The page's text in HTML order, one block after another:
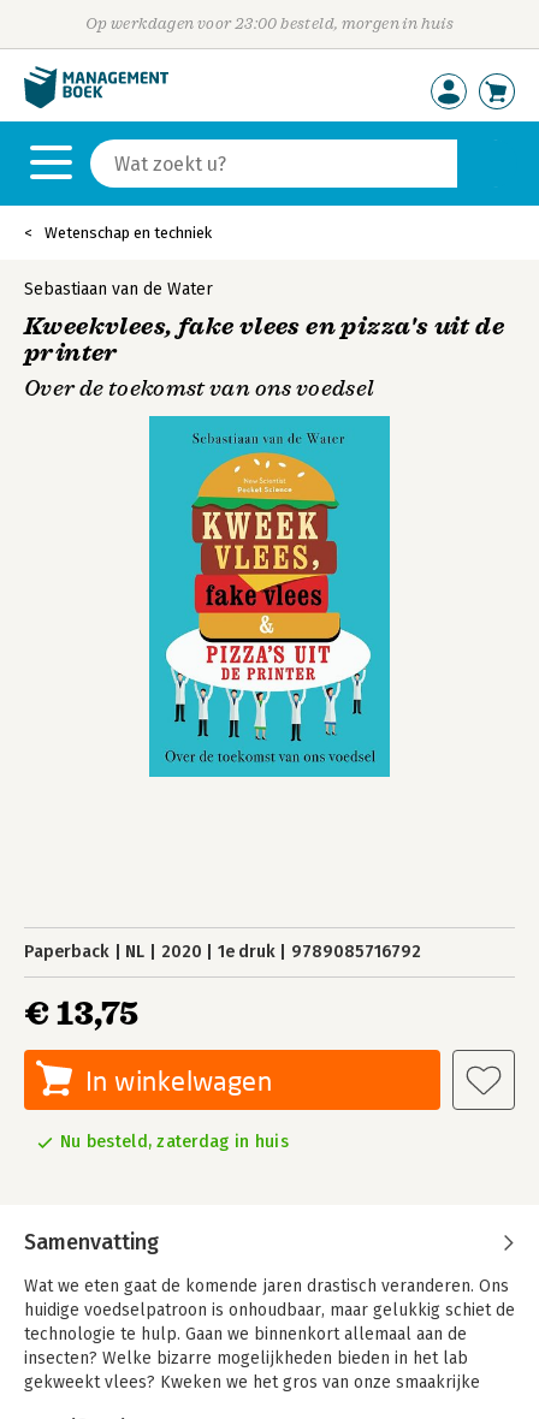
Op werkdagen voor 23:00 besteld, morgen in huis
Wetenschap en techniek
Sebastiaan van de Water
Kweekvlees, fake vlees en pizza's uit de
printer
Over de toekomst van ons voedsel
Paperback NL 2020 1e druk 9789085716792
€ 13,75
In winkelwagen
Nu besteld, zaterdag in huis
Samenvatting
Wat we eten gaat de komende jaren drastisch veranderen. Ons
huidige voedselpatroon is onhoudbaar, maar gelukkig schiet de
technologie te hulp. Gaan we binnenkort allemaal aan de
insecten? Welke bizarre mogelijkheden bieden in het lab
gekweekt vlees? Kweken we het gros van onze smaakrijke